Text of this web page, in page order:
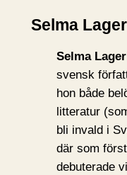
Selma
Selma
svensk
hon både
litteratur
bli invald i
där som
debuterade